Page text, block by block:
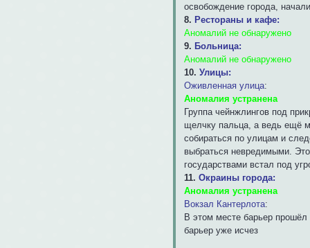
освобождение города,
8. Рестораны и кафе:
Аномалий не обнаружено
9. Больница:
Аномалий не обнаружено
10. Улицы:
Оживленная улица:
Аномалия устранена
Группа чейнжлингов под
щелчку пальца, а ведь ещё
собираться по улицам и
выбраться невредимыми.
государствами встал под
11. Окраины города:
Аномалия устранена
Вокзал Кантерлота:
В этом месте барьер прошёл
барьер уже исчез